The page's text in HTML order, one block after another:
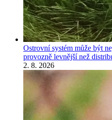
Ostrovní systém může být
provozně levnější než
2. 8. 2026